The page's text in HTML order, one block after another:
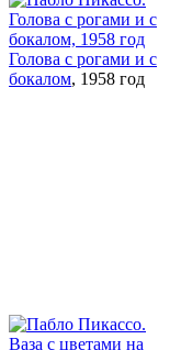
Голова с рогами и с
бокалом, 1958 год